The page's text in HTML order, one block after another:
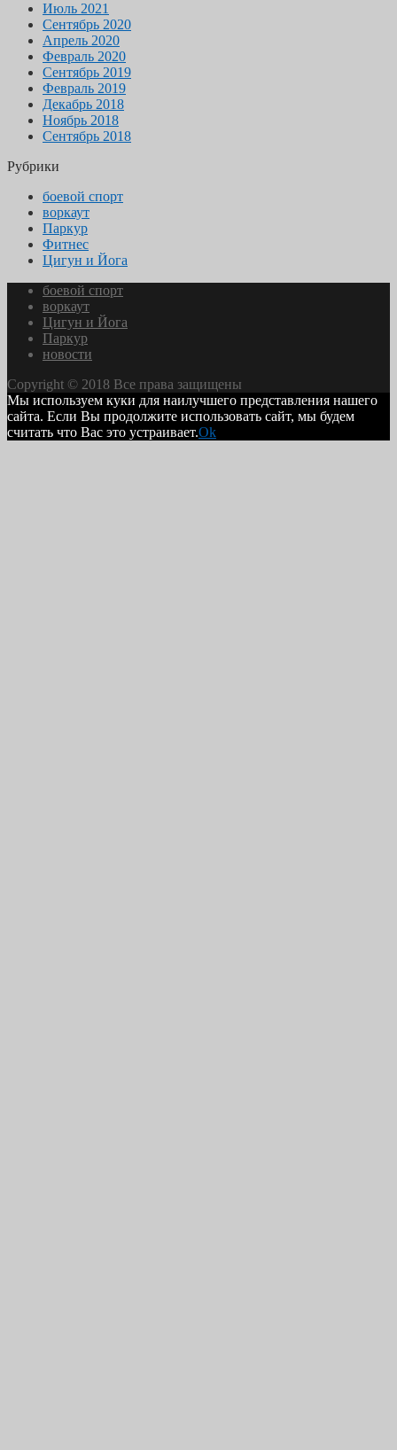
Июль 2021
Сентябрь 2020
Апрель 2020
Февраль 2020
Сентябрь 2019
Февраль 2019
Декабрь 2018
Ноябрь 2018
Сентябрь 2018
Рубрики
боевой спорт
воркаут
Паркур
Фитнес
Цигун и Йога
боевой спорт
воркаут
Цигун и Йога
Паркур
новости
Copyright © 2018 Все права защищены
Мы используем куки для наилучшего представления нашего
сайта. Если Вы продолжите использовать сайт, мы будем
считать что Вас это устраивает.Ok